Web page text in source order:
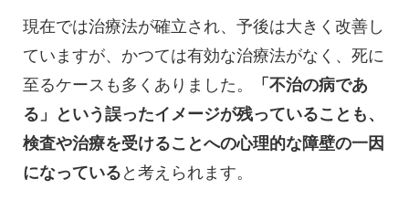
現在では治療法が確立され、予後は大きく改善し
ていますが、かつては有効な治療法がなく、死に
至るケースも多くありました。
「不治の病であ
る」という誤ったイメージが残っていることも、
検査や治療を受けることへの心理的な障壁の一因
になっていると考えられます。